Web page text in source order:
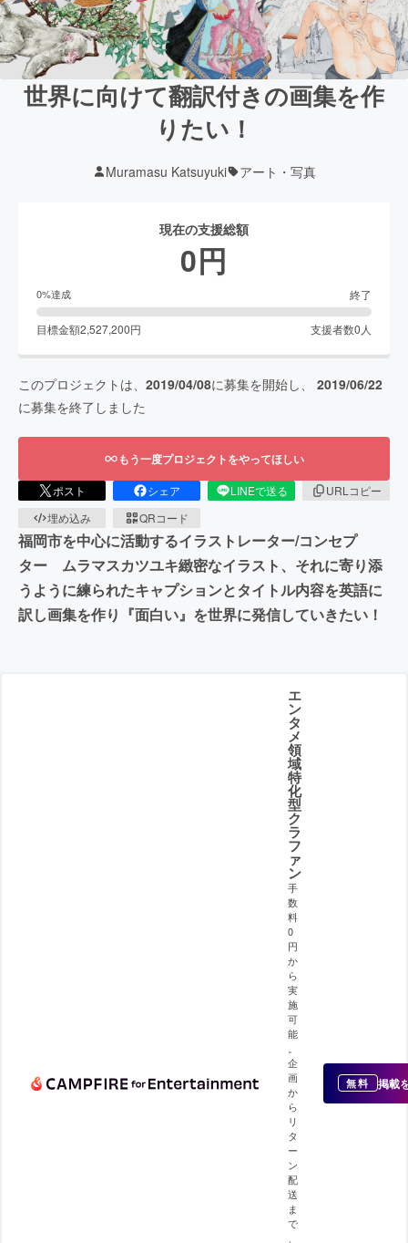
世界に向けて翻訳付きの画集を作
りたい！
Muramasu Katsuyuki アート・写真
現在の支援総額
0円
0%達成 終了
目標金額2,527,200円 支援者数0 人
このプロジェクトは、 2019/04/08に募集を開始し、 2019/06/22
に募集を終了しました
もう一度プロジェクトをやってほしい
ポスト シェア LINEで送る
URLコピー
埋め込み
QRコード
福岡市を中心に活動するイラストレーター/コンセプ
ター ムラマスカツユキ緻密なイラスト、それに寄り添
うように練られたキャプションとタイトル内容を英語に
訳し画集を作り『面白い』を世界に発信していきたい！
エ
ン
タ
メ
領
域
特
化
型
ク
ラ
フ
ァ
ン
手
数
料
0
円
か
ら
実
施
可
能
企
画
か
ら
リ
タ
ー
ン
配
送
ま
で
無料 掲載